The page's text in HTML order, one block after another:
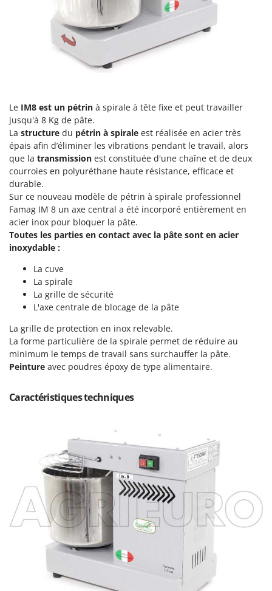
Pulvérisateurs
Pulvérisateurs portés
Rafraîchisseurs d'air par évaporation
Râteaux pour tracteur
Remplisseuses
Robots nettoyeurs de piscine
Robots Tondeuses
Rogneuses de souches
Rouleaux pour tracteur
S
Scies à os
Scies alternatives à batterie
Scies de jardin télescopiques
Sécateurs électriques à batterie
Sécateurs et Échenilloirs manuels
Sécateurs pneumatiques
Semoirs et Épandeurs d'engrais
Souffleurs aspirateurs pour Feuilles
Soufreuses - Poudreuses pour tracteur
Taille-haies
Taille-haies à bras pour tracteur
Tarières
Tondeuses à Gazon
Tondeuses autoportées
Tondeuses débroussailleuses thermiques
Trancheuses
GRIFO
Henx
HiKOKI
Honda
I
Idromatic
Il-Tec
Imperia
Infaco
Intec
Intex
Italyco
J JOLLY ITALIA
Karcher
Keter
KitchenAid
Komo
L
Lampacrescia - MGM
Landxcape
LAR Casalinghi
Le IM8 est un pétrin à spirale à tête fixe et peut travailler
jusqu'à 8 Kg de pâte.
La structure du pétrin à spirale est réalisée en acier très
épais afin d’éliminer les vibrations pendant le travail, alors
que la transmission est constituée d'une chaîne et de deux
courroies en polyuréthane haute résistance, efficace et
durable.
Sur ce nouveau modèle de pétrin à spirale professionnel
Famag IM 8 un axe central a été incorporé entièrement en
acier inox pour bloquer la pâte.
Toutes les parties en contact avec la pâte sont en acier
inoxydable :
La cuve
La spirale
La grille de sécurité
L'axe centrale de blocage de la pâte
La grille de protection en inox relevable.
La forme particulière de la spirale permet de réduire au
minimum le temps de travail sans surchauffer la pâte.
Peinture avec poudres époxy de type alimentaire.
Caractéristiques techniques